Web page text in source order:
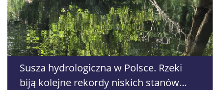
Susza hydrologiczna w Polsce. Rzeki
biją kolejne rekordy niskich stanów